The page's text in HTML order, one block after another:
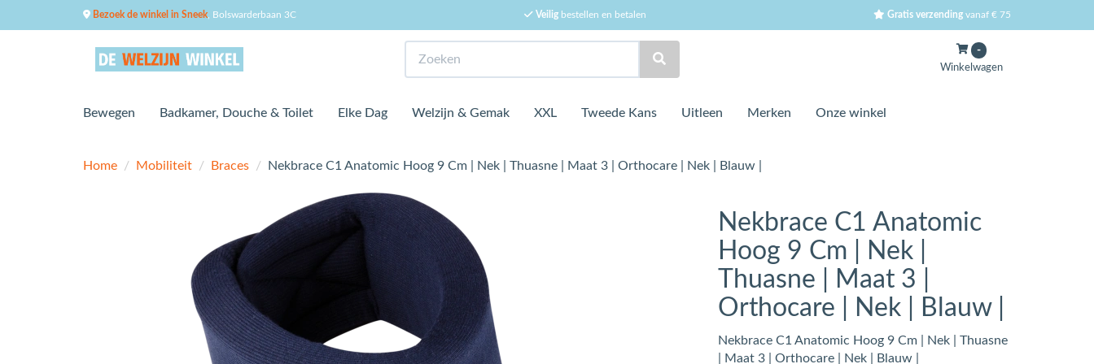
Bezoek de winkel in Sneek , Bolswarderbaan 3C Veiligbestellen en betalen Gratis verzending vanaf € 75
-
Winkelwagen
Bewegen Badkamer, Douche & Toilet Elke Dag Welzijn & Gemak XXL Tweede Kans Uitleen Merken Onze winkel
Home / Mobiliteit / Braces / Nekbrace C1 Anatomic Hoog 9 Cm | Nek | Thuasne | Maat 3 | Orthocare | Nek | Blauw |
Nekbrace C1 Anatomic
Hoog 9 Cm | Nek |
Thuasne | Maat 3 |
Orthocare | Nek | Blauw |
Nekbrace C1 Anatomic Hoog 9 Cm | Nek | Thuasne
| Maat 3 | Orthocare | Nek | Blauw |